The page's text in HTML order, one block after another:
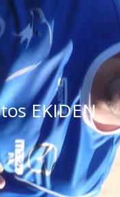
EKIDEN